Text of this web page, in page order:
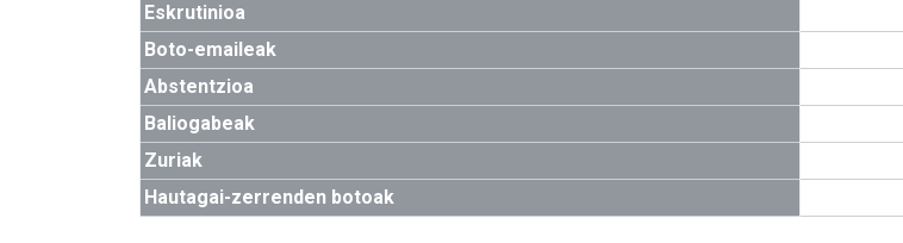
Eskrutinioa
Boto-emaileak
Abstentzioa
Baliogabeak
Zuriak
Hautagai-zerrenden botoak